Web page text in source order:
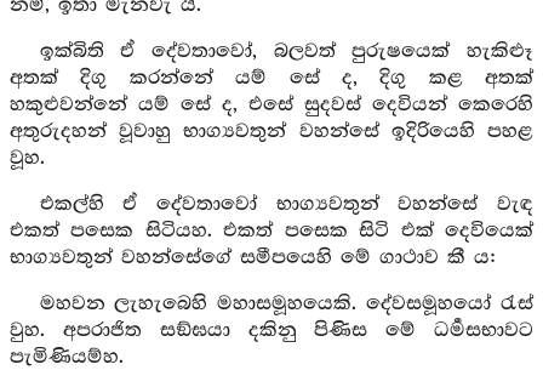
නම්, ඉතා මැනවැ”යි.
ඉක්බිති ඒ දේවතාවෝ, බලවත් පුරුෂයෙක් හැකිළූ
අතක් දිගු කරන්නේ යම් සේ ද, දිගු කළ අතක්
හකුළුවන්නේ යම් සේ ද, එසේ සුදවස් දෙවියන් කෙරෙහි
අතුරුදහන් වූවාහු භාග්‍යවතුන් වහන්සේ ඉදිරියෙහි පහළ
වූහ.
එකල්හි ඒ දේවතාවෝ භාග්‍යවතුන් වහන්සේ වැඳ
එකත් පසෙක සිටියහ. එකත් පසෙක සිටි එක් දෙවියෙක්
භාග්‍යවතුන් වහන්සේගේ සමීපයෙහි මේ ගාථාව කී ය:
මහවන ලැහැබෙහි මහාසමූහයෙකි. දේවසමූහයෝ රැස්
වුහ. අපරාජිත සඞ්ඝයා දකිනු පිණිස මේ ධර්‍මසභාවට
පැමිණියම්හ.